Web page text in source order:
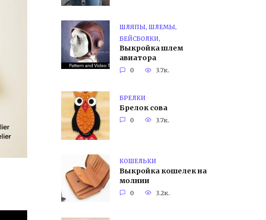
ШЛЯПЫ, ШЛЕМЫ,
БЕЙСБОЛКИ,
Выкройка шлем
авиатора
0 3.7к.
БРЕЛКИ
Брелок сова
0 3.7к.
КОШЕЛЬКИ
Выкройка кошелек на
молнии
0 3.2к.